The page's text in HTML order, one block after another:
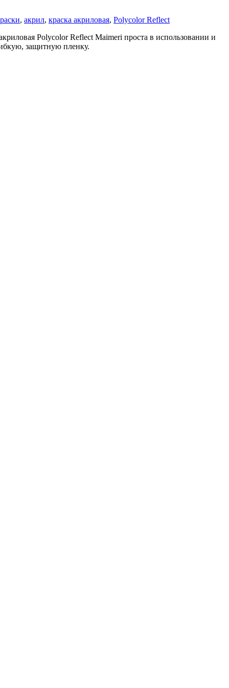
, акрил, краска акриловая, Polycolor Reflect
Polycolor Reflect Maimeri проста в использовании и
защитную пленку.